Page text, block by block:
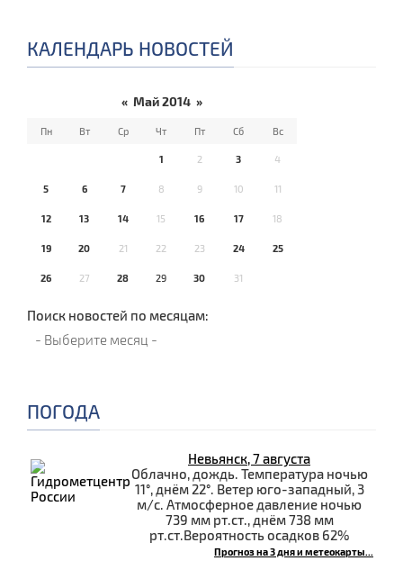
КАЛЕНДАРЬ НОВОСТЕЙ
« Май 2014 »
Пн Вт Ср Чт Пт Сб Вс
1 2 3 4
5 6 7 8 9 10 11
12 13 14 15 16 17 18
19 20 21 22 23 24 25
26 27 28 29 30 31
Поиск новостей по месяцам:
ПОГОДА
Невьянск, 7 августа
Облачно, дождь. Температура ночью
11°, днём 22°. Ветер юго-западный, 3
м/с. Атмосферное давление ночью
739 мм рт.ст., днём 738 мм
рт.ст.Вероятность осадков 62%
Прогноз на 3 дня и метеокарты...